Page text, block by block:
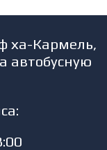
ха-Кармель,
автобусную